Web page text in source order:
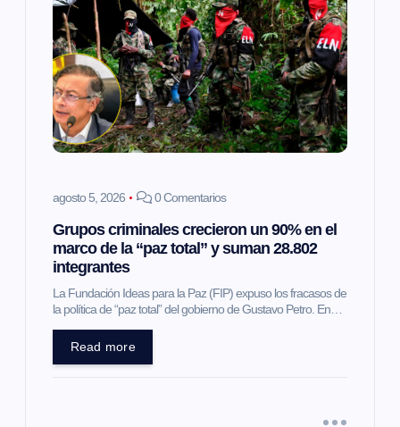
agosto 5, 2026 0 Comentarios
Grupos criminales crecieron un 90% en el
marco de la “paz total” y suman 28.802
integrantes
La Fundación Ideas para la Paz (FIP) expuso los fracasos de
la política de “paz total” del gobierno de Gustavo Petro. En…
Read more